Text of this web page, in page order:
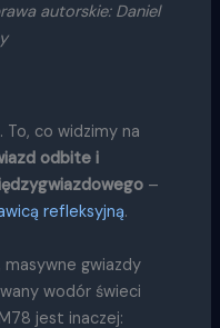
autorskie: Daniel
To, co widzimy na
odbite i
–
refleksyjną.
masywne gwiazdy
wodór świeci
jest inaczej: